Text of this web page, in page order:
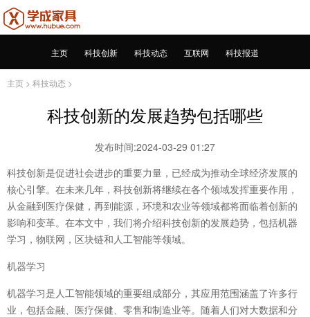
主页 科技创新 科技动态 互联网 科技报道
主页 > 科技动态 >
科技创新的发展趋势包括哪些
发布时间:2024-03-29 01:27
科技创新是促进社会进步的重要力量，已经成为推动全球经济发展的
核心引擎。在未来几年，科技创新将继续在各个领域发挥重要作用，
从金融到医疗保健，再到能源，环境和农业等领域都将面临着创新的
影响和变革。在本文中，我们将介绍科技创新的发展趋势，包括机器
学习，物联网，区块链和人工智能等领域。
机器学习
机器学习是人工智能领域的重要组成部分，其应用范围涵盖了许多行
业，包括金融、医疗保健、零售和制造业等。随着人们对大数据和分